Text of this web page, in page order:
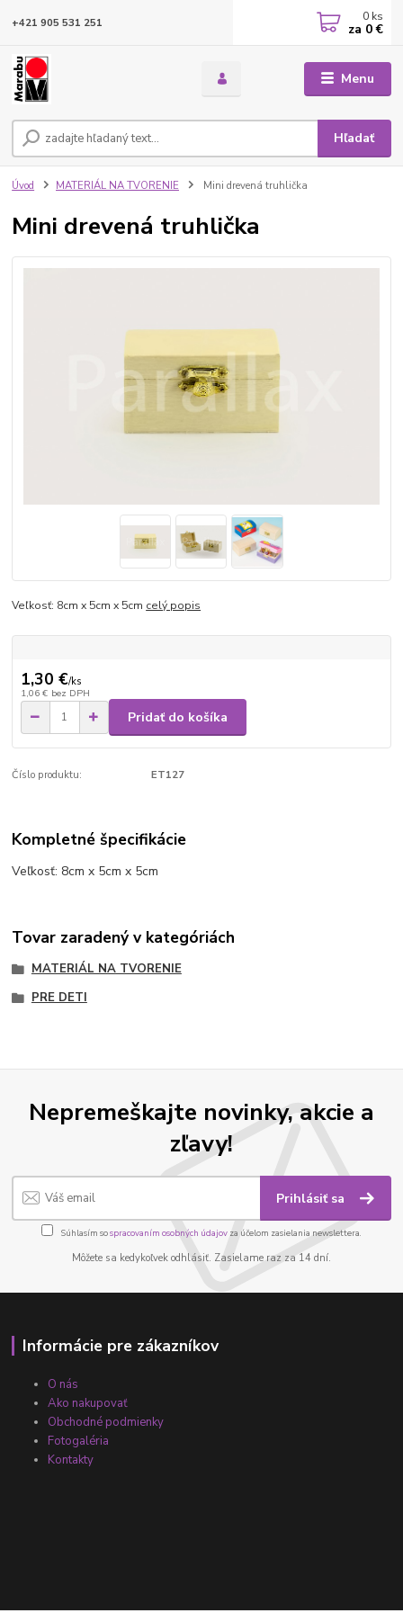
Menu
Hľadať
+421 905 531 251 0 ks
za 0 €
Úvod MATERIÁL NA TVORENIE Mini drevená truhlička
Mini drevená truhlička
Veľkosť: 8cm x 5cm x 5cm celý popis
1,30 €/ks
1,06 € bez DPH
Pridať do košíka
Číslo produktu: ET127
Kompletné špecifikácie
Veľkosť: 8cm x 5cm x 5cm
Tovar zaradený v kategóriách
MATERIÁL NA TVORENIE
PRE DETI
Nepremeškajte novinky, akcie a
zľavy!
Prihlásiť sa
Súhlasím sospracovaním osobných údajov za účelom zasielania newslettera.
Môžete sa kedykoľvek odhlásiť. Zasielame raz za 14 dní.
Informácie pre zákazníkov
O nás
Ako nakupovať
Obchodné podmienky
Fotogaléria
Kontakty